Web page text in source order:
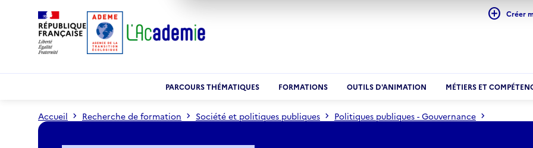
add_circle Créer
PARCOURS THÉMATIQUES FORMATIONS OUTILS D'ANIMATION MÉTIERS ET
Accueil Recherche de formation Société et politiques publiques
Politiques publiques - Gouvernance
Les fondamentaux du paradigme systémique : pour une France soutenable, résiliente et durablement prospère